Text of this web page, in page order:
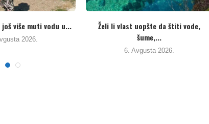
preispitivanje odluke
suda u Banjaluci...
Potpisani novi kolektivni ugovori za
prosvjetne radnike u...
5. Avgusta 2026.